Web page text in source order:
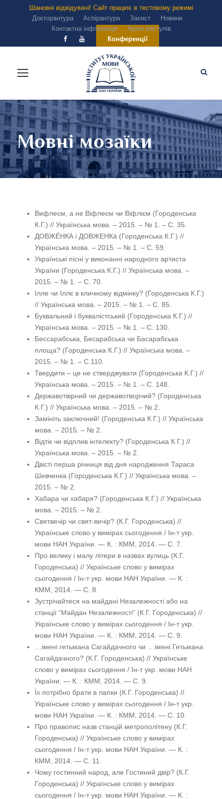
Шановні відвідувачі! Сайт працює в тестовому режимі
Докторантура
Аспірантура Захист
Новини
Контактна інформація
Архів виступів
Конференції
Мовні мозаїки
Вифлеєм, а не Віфлеєм чи Віфлієм (Городенська
К.Г.) // Українська мова. – 2015. – № 1. – С. 35.
ДОВЖÉНКА і ДОВЖЕНКá (Городенська К.Г.) //
Українська мова. – 2015. – № 1. – С. 59.
Українські пісні у виконанні народного артиста
України (Городенська К.Г.) // Українська мова. –
2015. – № 1. – С. 70.
Ілле чи Іллє в кличному відмінку? (Городенська К.Г.)
// Українська мова. – 2015. – № 1. – С. 85.
Буквальний і буквалістський (Городенська К.Г.) //
Українська мова. – 2015. – № 1. – С. 130.
Бессарабська, Бесарабська чи Басарабська
площа? (Городенська К.Г.) // Українська мова. –
2015. – № 1. – С.110.
Твердити – це не стверджувати (Городенська К.Г.) //
Українська мова. – 2015. – № 1. – С. 148.
Державотвірний чи державотворчий? (Городенська
К.Г.) // Українська мова. – 2015. – № 2.
Замініть заключний! (Городенська К.Г.) // Українська
мова. – 2015. – № 2.
Відтік чи відплив інтелекту? (Городенська К.Г.) //
Українська мова. – 2015. – № 2.
Двісті перша річниця від дня народження Тараса
Шевченка (Городенська К.Г.) // Українська мова. –
2015. – № 2.
Хабара чи хабаря? (Городенська К.Г.) // Українська
мова. – 2015. – № 2.
Святвечір чи свят-вечір? (К.Г. Городенська) //
Українське слово у вимірах сьогодення / Ін-т укр.
мови НАН України. — К. : КММ, 2014. — С. 7.
Про велику і малу літери в назвах вулиць (К.Г.
Городенська) // Українське слово у вимірах
сьогодення / Ін-т укр. мови НАН України. — К. :
КММ, 2014. — С. 8.
Зустрічайтеся на майдані Незалежності або на
станції “Майдан Незалежності” (К.Г. Городенська) //
Українське слово у вимірах сьогодення / Ін-т укр.
мови НАН України. — К. : КММ, 2014. — С. 9.
…імені гетьмана Сагайдачного чи …імені Гетьмана
Сагайдачного? (К.Г. Городенська) // Українське
слово у вимірах сьогодення / Ін-т укр. мови НАН
України. — К. : КММ, 2014. — С. 9.
Їх потрібно брати в лапки (К.Г. Городенська) //
Українське слово у вимірах сьогодення / Ін-т укр.
мови НАН України. — К. : КММ, 2014. — С. 10.
Про правопис назв станцій метрополітену (К.Г.
Городенська) // Українське слово у вимірах
сьогодення / Ін-т укр. мови НАН України. — К. :
КММ, 2014. — С. 11.
Чому гостинний народ, але Гостиний двір? (К.Г.
Городенська) // Українське слово у вимірах
сьогодення / Ін-т укр. мови НАН України. — К. :